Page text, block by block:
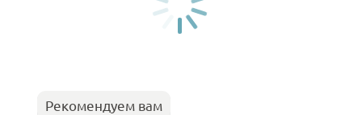
Рекомендуем вам